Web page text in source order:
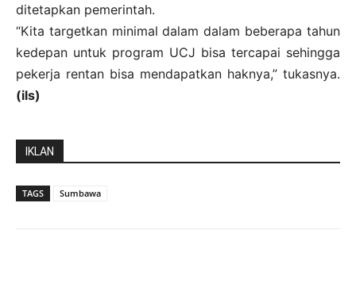
ditetapkan pemerintah.
“Kita targetkan minimal dalam dalam beberapa tahun
kedepan untuk program UCJ bisa tercapai sehingga
pekerja rentan bisa mendapatkan haknya,” tukasnya.
(ils)
IKLAN
TAGS Sumbawa